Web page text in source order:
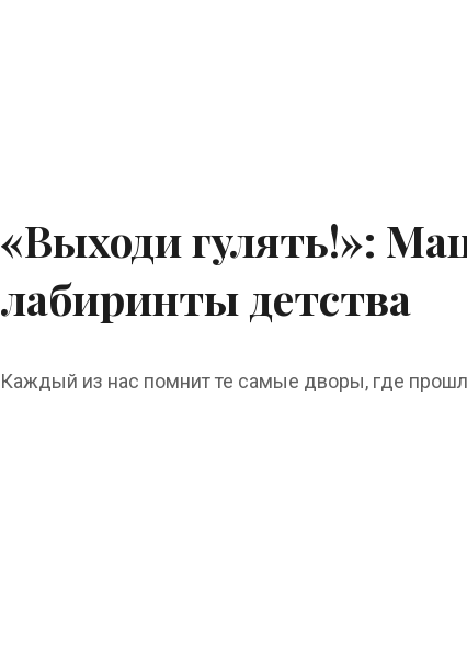
«Выходи гулять!»:
лабиринты детства
Каждый из нас помнит те самые дворы, где